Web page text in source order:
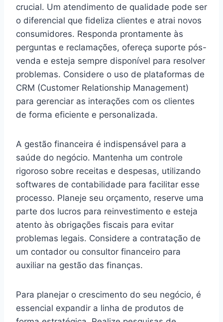
crucial. Um atendimento de qualidade pode ser
o diferencial que fideliza clientes e atrai novos
consumidores. Responda prontamente às
perguntas e reclamações, ofereça suporte pós-
venda e esteja sempre disponível para resolver
problemas. Considere o uso de plataformas de
CRM (Customer Relationship Management)
para gerenciar as interações com os clientes
de forma eficiente e personalizada.
A gestão financeira é indispensável para a
saúde do negócio. Mantenha um controle
rigoroso sobre receitas e despesas, utilizando
softwares de contabilidade para facilitar esse
processo. Planeje seu orçamento, reserve uma
parte dos lucros para reinvestimento e esteja
atento às obrigações fiscais para evitar
problemas legais. Considere a contratação de
um contador ou consultor financeiro para
auxiliar na gestão das finanças.
Para planejar o crescimento do seu negócio, é
essencial expandir a linha de produtos de